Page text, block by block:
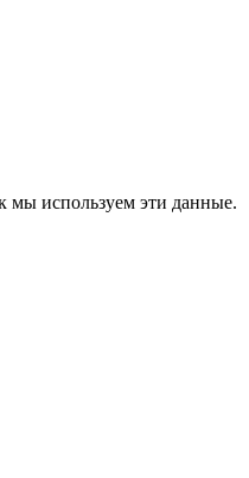
мы используем эти данные.